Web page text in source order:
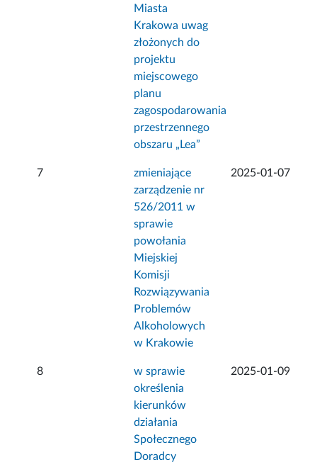
Miasta
Krakowa uwag
złożonych do
projektu
miejscowego
planu
zagospodarowania
przestrzennego
obszaru „Lea”
7
zmieniające
zarządzenie nr
526/2011 w
sprawie
powołania
Miejskiej
Komisji
Rozwiązywania
Problemów
Alkoholowych
w Krakowie
2025-01-07
8
w sprawie
określenia
kierunków
działania
Społecznego
Doradcy
2025-01-09